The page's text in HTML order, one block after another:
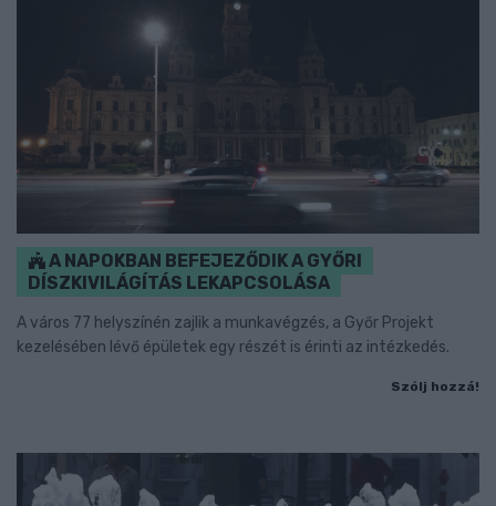
A NAPOKBAN BEFEJEZŐDIK A GYŐRI
DÍSZKIVILÁGÍTÁS LEKAPCSOLÁSA
A város 77 helyszínén zajlik a munkavégzés, a Győr Projekt
kezelésében lévő épületek egy részét is érinti az intézkedés.
Szólj hozzá!